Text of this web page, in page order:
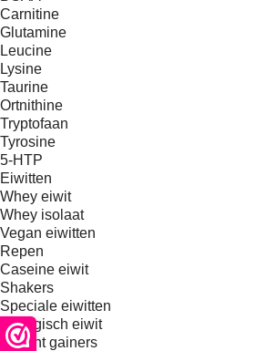
Carnitine
Glutamine
Leucine
Lysine
Taurine
Ortnithine
Tryptofaan
Tyrosine
5-HTP
Eiwitten
Whey eiwit
Whey isolaat
Vegan eiwitten
Repen
Caseine eiwit
Shakers
Speciale eiwitten
Biologisch eiwit
Weight gainers